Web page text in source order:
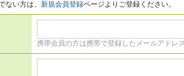
ない方は、 新規会員登録ページよりご登録ください。
携帯会員の方は携帯で登録したメールアドレス